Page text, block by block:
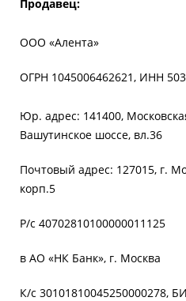
Продавец:
ООО «Алента»
ОГРН 1045006462621, ИНН
Юр. адрес: 141400,
Вашутинское шоссе, вл.36
Почтовый адрес: 127015, г.
корп.5
Р/с 40702810100000011125
в АО «НК Банк», г. Москва
К/с 30101810045250000278,